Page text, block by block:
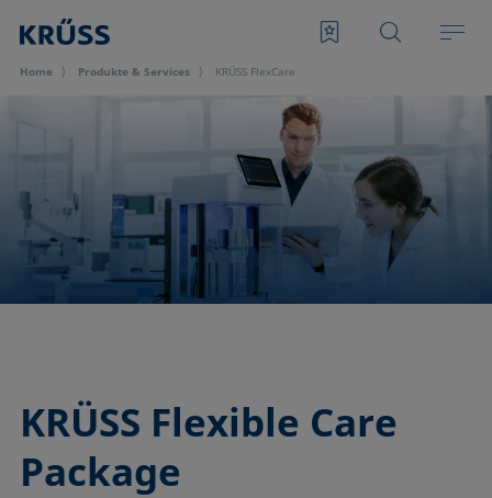
Home Produkte & Services KRÜSS FlexCare
KRÜSS Flexible Care
Package